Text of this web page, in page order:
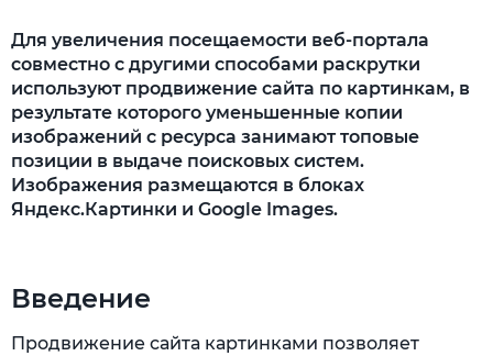
Для увеличения посещаемости веб-портала
совместно с другими способами раскрутки
используют продвижение сайта по картинкам, в
результате которого уменьшенные копии
изображений с ресурса занимают топовые
позиции в выдаче поисковых систем.
Изображения размещаются в блоках
Яндекс.Картинки и Google Images.
Введение
Продвижение сайта картинками позволяет